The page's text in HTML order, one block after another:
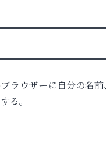
ラウザーに自分の名前
る。